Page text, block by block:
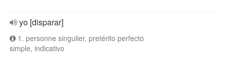
yo [disparar]
1. personne singulier, pretérito perfecto
simple, indicativo